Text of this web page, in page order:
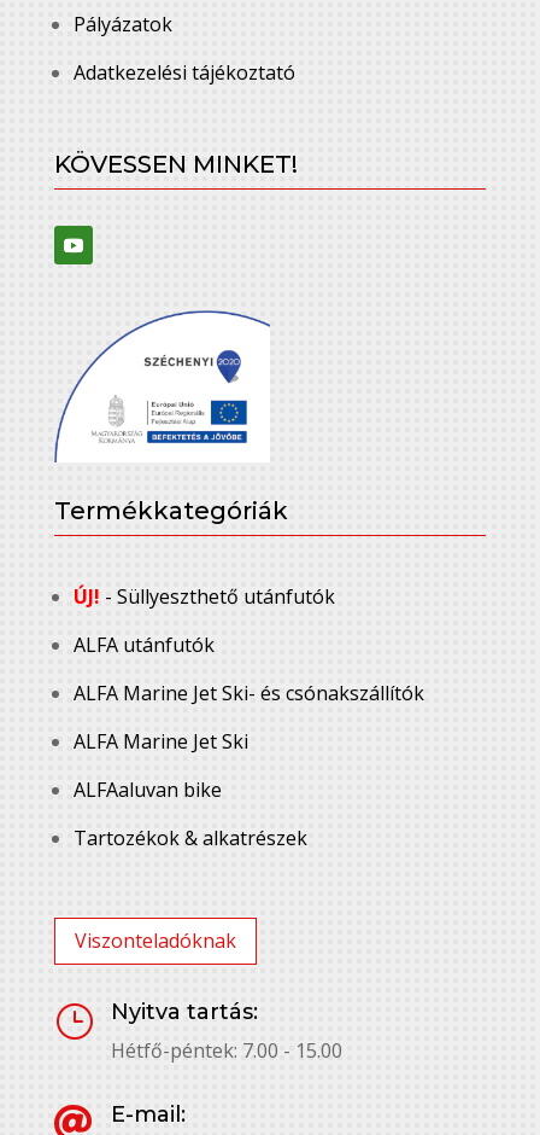
Pályázatok
Adatkezelési tájékoztató
KÖVESSEN MINKET!
Termékkategóriák
ÚJ! - Süllyeszthető utánfutók
ALFA utánfutók
ALFA Marine Jet Ski- és csónakszállítók
ALFA Marine Jet Ski
ALFAaluvan bike
Tartozékok & alkatrészek
Viszonteladóknak
}
Nyitva tartás:
Hétfő-péntek: 7.00 - 15.00

E-mail: